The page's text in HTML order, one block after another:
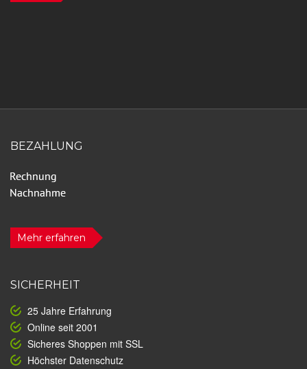
BEZAHLUNG
Mehr erfahren
SICHERHEIT
25 Jahre Erfahrung
Online seit 2001
Sicheres Shoppen mit SSL
Höchster Datenschutz